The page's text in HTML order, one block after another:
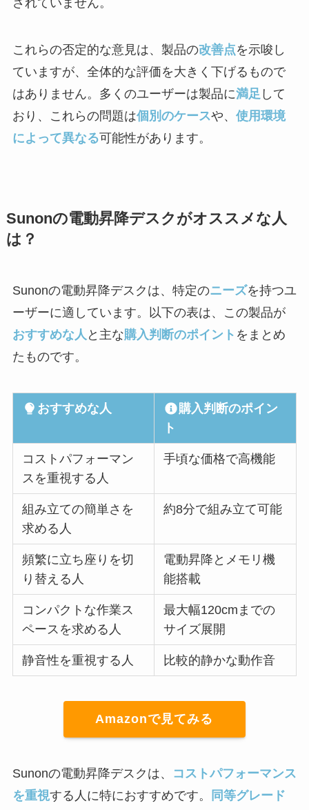
されていません。
これらの否定的な意見は、製品の改善点を示唆し
ていますが、全体的な評価を大きく下げるもので
はありません。多くのユーザーは製品に満足して
おり、これらの問題は個別のケースや、 使用環境
によって異なる可能性があります。
Sunonの電動昇降デスクがオススメな人
は？
Sunonの電動昇降デスクは、特定のニーズを持つユ
ーザーに適しています。以下の表は、この製品が
おすすめな人 と主な購入判断のポイント をまとめ
たものです。
おすすめな人
購入判断のポイン
ト
コストパフォーマン
スを重視する人
手頃な価格で高機能
組み立ての簡単さを
求める人
約8分で組み立て可能
頻繁に立ち座りを切
り替える人
電動昇降とメモリ機
能搭載
コンパクトな作業ス
ペースを求める人
最大幅120cmまでの
サイズ展開
静音性を重視する人 比較的静かな動作音
Amazonで見てみる
Sunonの電動昇降デスクは、
コストパフォーマンス
を重視する人に特におすすめです。 同等グレード